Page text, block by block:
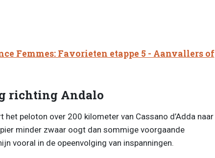
Femmes: Favorieten etappe 5 - Aanvallers of
richting Andalo
het peloton over 200 kilometer van Cassano d’Adda naar
minder zwaar oogt dan sommige voorgaande
vooral in de opeenvolging van inspanningen.